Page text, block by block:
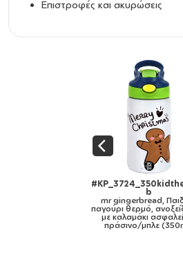
Επιστροφές και ακυρώσεις
#KP_3724_travel-mug-
mr gingerbread, Θερμός
30oz με χερούλι
mr